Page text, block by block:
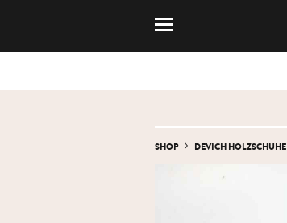
SHOP DEVICH HOLZSCHUHE